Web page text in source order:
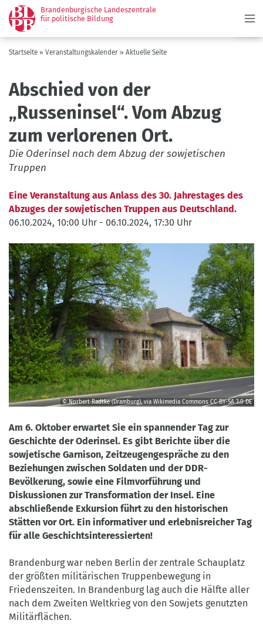
Direkt
zum
Inhalt
Brandenburgische Landeszentrale
für politische Bildung
Pfadnavigation
Startseite Veranstaltungskalender Aktuelle Seite
Abschied von der
„Russeninsel“. Vom Abzug
zum verlorenen Ort.
Die Oderinsel nach dem Abzug der sowjetischen
Truppen
Eine Veranstaltung aus Anlass des 30. Jahrestages des
Abzuges der sowjetischen Truppen aus Deutschland.
06.10.2024, 10:00 Uhr - 06.10.2024, 17:30 Uhr
Norbert
Radtke
(Dramburg),
via
Wikimedia
Commons
CC
BY-
SA
DE
© Norbert Radtke (Dramburg), via Wikimedia CommonsCC BY-SA 3.0 DE
Am 6. Oktober erwartet Sie ein spannender Tag zur
Geschichte der Oderinsel. Es gibt Berichte über die
sowjetische Garnison, Zeitzeugengespräche zu den
Beziehungen zwischen Soldaten und der DDR-
Bevölkerung, sowie eine Filmvorführung und
Diskussionen zur Transformation der Insel. Eine
abschließende Exkursion führt zu den historischen
Stätten vor Ort. Ein informativer und erlebnisreicher Tag
für alle Geschichtsinteressierten!
Brandenburg war neben Berlin der zentrale Schauplatz
der größten militärischen Truppenbewegung in
Friedenszeiten. In Brandenburg lag auch die Hälfte aller
nach dem Zweiten Weltkrieg von den Sowjets genutzten
Militärflächen.